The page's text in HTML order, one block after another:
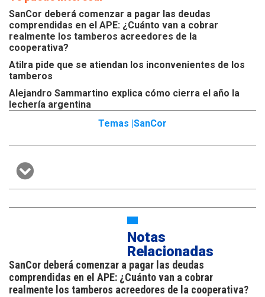
SanCor deberá comenzar a pagar las deudas
comprendidas en el APE: ¿Cuánto van a cobrar
realmente los tamberos acreedores de la
cooperativa?
Atilra pide que se atiendan los inconvenientes de los
tamberos
Alejandro Sammartino explica cómo cierra el año la
lechería argentina
Temas | SanCor
Notas
Relacionadas
SanCor deberá comenzar a pagar las deudas
comprendidas en el APE: ¿Cuánto van a cobrar
realmente los tamberos acreedores de la cooperativa?